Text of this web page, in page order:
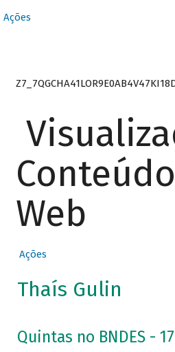
Ações
Web
Ações
Thaís Gulin
Quintas no BNDES -